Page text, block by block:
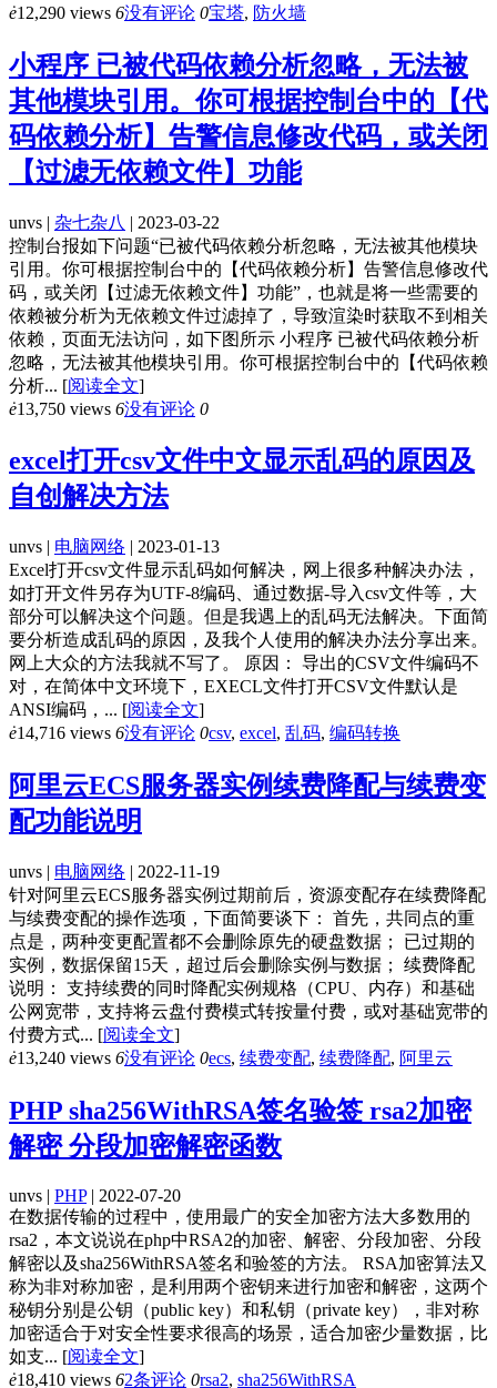
ė12,290 views 6没有评论 0宝塔, 防火墙
小程序 已被代码依赖分析忽略，无法被
其他模块引用。你可根据控制台中的【代
码依赖分析】告警信息修改代码，或关闭
【过滤无依赖文件】功能
unvs | 杂七杂八 | 2023-03-22
控制台报如下问题“已被代码依赖分析忽略，无法被其他模块
引用。你可根据控制台中的【代码依赖分析】告警信息修改代
码，或关闭【过滤无依赖文件】功能”，也就是将一些需要的
依赖被分析为无依赖文件过滤掉了，导致渲染时获取不到相关
依赖，页面无法访问，如下图所示 小程序 已被代码依赖分析
忽略，无法被其他模块引用。你可根据控制台中的【代码依赖
分析... [阅读全文]
ė13,750 views 6没有评论 0
excel打开csv文件中文显示乱码的原因及
自创解决方法
unvs | 电脑网络 | 2023-01-13
Excel打开csv文件显示乱码如何解决，网上很多种解决办法，
如打开文件另存为UTF-8编码、通过数据-导入csv文件等，大
部分可以解决这个问题。但是我遇上的乱码无法解决。下面简
要分析造成乱码的原因，及我个人使用的解决办法分享出来。
网上大众的方法我就不写了。 原因： 导出的CSV文件编码不
对，在简体中文环境下，EXECL文件打开CSV文件默认是
ANSI编码，... [阅读全文]
ė14,716 views 6没有评论 0csv, excel, 乱码, 编码转换
阿里云ECS服务器实例续费降配与续费变
配功能说明
unvs | 电脑网络 | 2022-11-19
针对阿里云ECS服务器实例过期前后，资源变配存在续费降配
与续费变配的操作选项，下面简要谈下： 首先，共同点的重
点是，两种变更配置都不会删除原先的硬盘数据； 已过期的
实例，数据保留15天，超过后会删除实例与数据； 续费降配
说明： 支持续费的同时降配实例规格（CPU、内存）和基础
公网宽带，支持将云盘付费模式转按量付费，或对基础宽带的
付费方式... [阅读全文]
ė13,240 views 6没有评论 0ecs, 续费变配, 续费降配, 阿里云
PHP sha256WithRSA签名验签 rsa2加密
解密 分段加密解密函数
unvs | PHP| 2022-07-20
在数据传输的过程中，使用最广的安全加密方法大多数用的
rsa2，本文说说在php中RSA2的加密、解密、分段加密、分段
解密以及sha256WithRSA签名和验签的方法。 RSA加密算法又
称为非对称加密，是利用两个密钥来进行加密和解密，这两个
秘钥分别是公钥（public key）和私钥（private key），非对称
加密适合于对安全性要求很高的场景，适合加密少量数据，比
如支... [阅读全文]
ė18,410 views 62条评论 0rsa2, sha256WithRSA